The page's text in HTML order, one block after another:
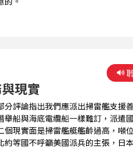
現實
評論指出我們應派出掃雷艦支援
船與海底電纜船一樣難訂，派遣
現實面是掃雷艦艇艦齡過高，噸
等國不呼籲美國派兵的主張，日